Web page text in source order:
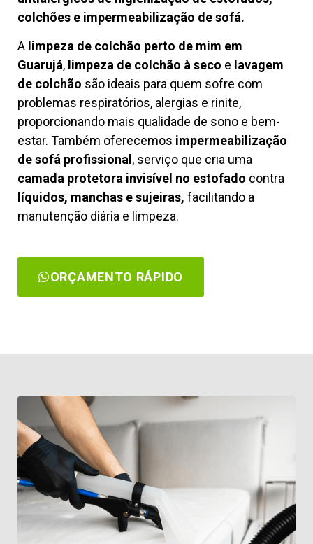
colchões e impermeabilização de sofá.
A limpeza de colchão perto de mim em
Guarujá, limpeza de colchão à seco e lavagem
de colchão são ideais para quem sofre com
problemas respiratórios, alergias e rinite,
proporcionando mais qualidade de sono e bem-
estar. Também oferecemos impermeabilização
de sofá profissional , serviço que cria uma
camada protetora invisível no estofado contra
líquidos, manchas e sujeiras, facilitando a
manutenção diária e limpeza.
ORÇAMENTO RÁPIDO